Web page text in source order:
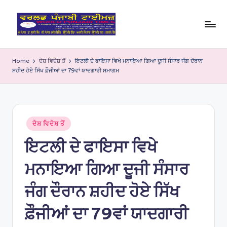
o
rl
nj
a
bi
Ti
m
Home ਦੇਸ਼ ਵਿਦੇਸ਼ ਤੋਂ
ਇਟਲੀ ਦੇ ਫਾਇਸਾ ਵਿਖੇ ਮਨਾਇਆ ਗਿਆ ਦੂਜੀ ਸੰਸਾਰ ਜੰਗ ਦੌਰਾਨ
ਸ਼ਹੀਦ ਹੋਏ ਸਿੱਖ ਫ਼ੌਜੀਆਂ ਦਾ 79ਵਾਂ ਯਾਦਗਾਰੀ ਸਮਾਗਮ
Posted
in
ਦੇਸ਼ ਵਿਦੇਸ਼ ਤੋਂ
ਇਟਲੀ ਦੇ ਫਾਇਸਾ ਵਿਖੇ
ਮਨਾਇਆ ਗਿਆ ਦੂਜੀ ਸੰਸਾਰ
ਜੰਗ ਦੌਰਾਨ ਸ਼ਹੀਦ ਹੋਏ ਸਿੱਖ
ਫ਼ੌਜੀਆਂ ਦਾ 79ਵਾਂ ਯਾਦਗਾਰੀ